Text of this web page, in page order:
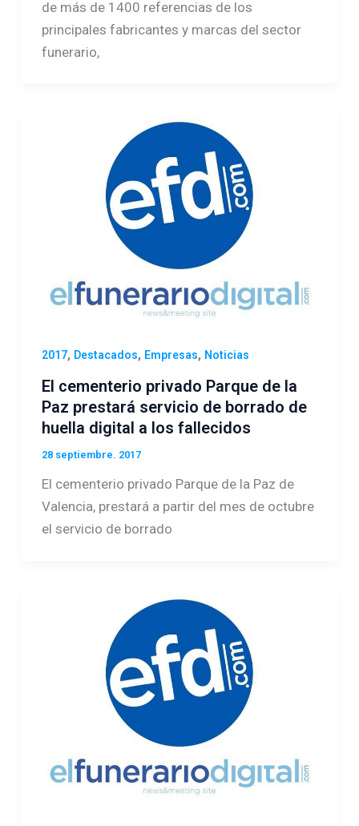
de más de 1400 referencias de los
principales fabricantes y marcas del sector
funerario,
2017, Destacados, Empresas, Noticias
El cementerio privado Parque de la
Paz prestará servicio de borrado de
huella digital a los fallecidos
28 septiembre. 2017
El cementerio privado Parque de la Paz de
Valencia, prestará a partir del mes de octubre
el servicio de borrado